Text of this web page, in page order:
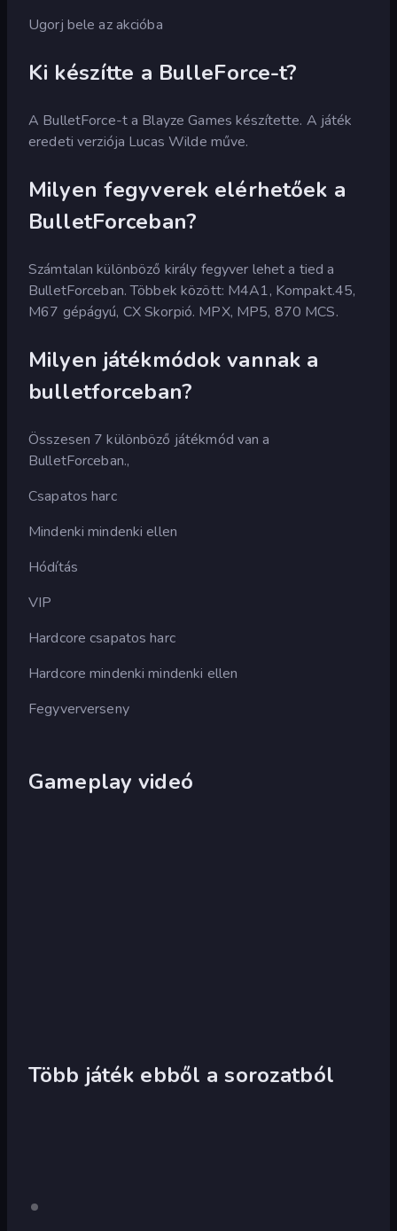
Ugorj bele az akcióba
Ki készítte a BulleForce-t?
A BulletForce-t a Blayze Games készítette. A játék
eredeti verziója Lucas Wilde műve.
Milyen fegyverek elérhetőek a
BulletForceban?
Számtalan különböző király fegyver lehet a tied a
BulletForceban. Többek között: M4A1, Kompakt.45,
M67 gépágyú, CX Skorpió. MPX, MP5, 870 MCS.
Milyen játékmódok vannak a
bulletforceban?
Összesen 7 különböző játékmód van a
BulletForceban.,
Csapatos harc
Mindenki mindenki ellen
Hódítás
VIP
Hardcore csapatos harc
Hardcore mindenki mindenki ellen
Fegyververseny
Gameplay videó
Több játék ebből a sorozatból
Csak